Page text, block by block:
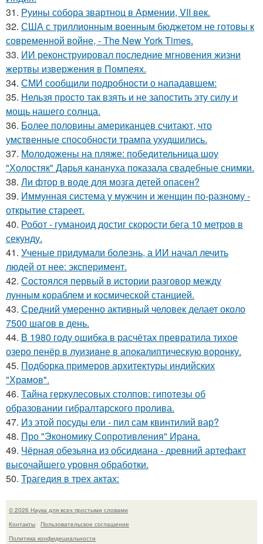
31. Руины собора звартноц в Армении, VII век.
32. США с триллионным военным бюджетом не готовы к
современной войне, - The New York Times.
33. ИИ реконструировал последние мгновения жизни
жертвы извержения в Помпеях.
34. СМИ сообщили подробности о нападавшем:
35. Нельзя просто так взять и не запостить эту силу и
мощь нашего солнца.
36. Более половины американцев считают, что
умственные способности трампа ухудшились.
37. Молодожены на пляже: победительница шоу
"Холостяк" Дарья канануха показала свадебные снимки.
38. Ли фтор в воде для мозга детей опасен?
39. Иммунная система у мужчин и женщин по-разному -
открытие стареет.
40. Робот - гуманоид достиг скорости бега 10 метров в
секунду.
41. Ученые придумали болезнь, а ИИ начал лечить
людей от нее: эксперимент.
42. Состоялся первый в истории разговор между
лунным кораблем и космической станцией.
43. Средний умеренно активный человек делает около
7500 шагов в день.
44. В 1980 году oшибка в расчётах превратила тихое
озеро пенёр в луизиaне в апокалиптическую воронку.
45. Подборка примеров архитектуры индийских
"Храмов".
46. Тайна геркулесовых столпов: гипотезы об
образовании гибралтарского пролива.
47. Из этой посуды ели - пил сам квинтилий вар?
48. Про "Экономику Сопротивления" Ирана.
49. Чёрная обезьяна из обсидиана - древний артефакт
высочайшего уровня обработки.
50. Трагедия в трех актах:
© 2026 Наука для всех простыми словами
Контакты
Пользовательское соглашение
Политика конфидециальности